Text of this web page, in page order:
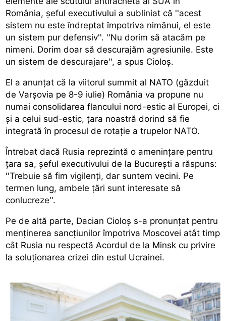
România, șeful executivului a subliniat că ''acest
sistem nu este îndreptat împotriva nimănui, el este
un sistem pur defensiv''. ''Nu dorim să atacăm pe
nimeni. Dorim doar să descurajăm agresiunile. Este
un sistem de descurajare'', a spus Cioloș.
El a anunțat că la viitorul summit al NATO (găzduit
de Varșovia pe 8-9 iulie) România va propune nu
numai consolidarea flancului nord-estic al Europei, ci
și a celui sud-estic, țara noastră dorind să fie
integrată în procesul de rotație a trupelor NATO.
Întrebat dacă Rusia reprezintă o amenințare pentru
țara sa, șeful executivului de la București a răspuns:
''Trebuie să fim vigilenți, dar suntem vecini. Pe
termen lung, ambele țări sunt interesate să
conlucreze''.
Pe de altă parte, Dacian Cioloș s-a pronunțat pentru
menținerea sancțiunilor împotriva Moscovei atât timp
cât Rusia nu respectă Acordul de la Minsk cu privire
la soluționarea crizei din estul Ucrainei.